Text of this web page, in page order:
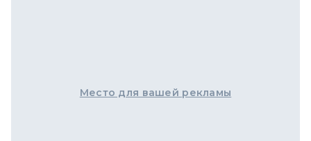
Место для вашей рекламы